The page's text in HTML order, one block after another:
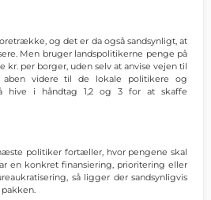
og det er da også sandsynligt, at
Men bruger landspolitikerne penge på
per borger, uden selv at anvise vejen til
aben videre til de lokale politikere og
hive i håndtag 1,2 og 3 for at skaffe
politiker fortæller, hvor pengene skal
en konkret finansiering, prioritering eller
så ligger der sandsynligvis